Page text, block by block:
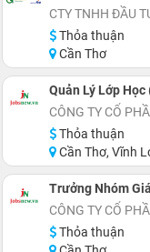
CTY TNHH ĐẦU
Thỏa thuận
Cần Thơ
Quản Lý Lớp Học
CÔNG TY CỔ
Thỏa thuận
Cần Thơ, Vĩnh Long, An Giang,
Trưởng Nhóm
CÔNG TY CỔ
Thỏa thuận